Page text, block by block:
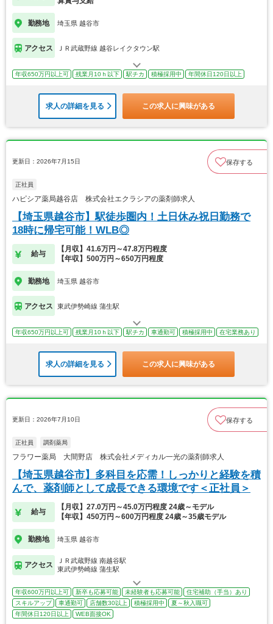
勤務地 埼玉県 越谷市
アクセス ＪＲ武蔵野線 越谷レイクタウン駅
年収650万円以上可 残業月10ｈ以下 駅チカ 積極採用中 年間休日120日以上
求人の詳細を見る この求人に興味がある
更新日：2026年7月15日 保存する
正社員
ハピシア薬局越谷店 株式会社エクラシアの薬剤師求人
【埼玉県越谷市】駅徒歩圏内！土日休み祝日勤務で
18時に帰宅可能！WLB◎
給与
【月収】41.6万円～47.8万円程度
【年収】500万円～650万円程度
勤務地 埼玉県 越谷市
アクセス 東武伊勢崎線 蒲生駅
年収650万円以上可 残業月10ｈ以下 駅チカ 車通勤可 積極採用中 在宅業務あり
求人の詳細を見る この求人に興味がある
更新日：2026年7月10日 保存する
正社員 調剤薬局
フラワー薬局 大間野店 株式会社メディカル一光の薬剤師求人
【埼玉県越谷市】多科目を応需！しっかりと経験を積
んで、薬剤師として成長できる環境です＜正社員＞
給与
【月収】27.0万円～45.0万円程度 24歳～モデル
【年収】450万円～600万円程度 24歳～35歳モデル
勤務地 埼玉県 越谷市
アクセス
ＪＲ武蔵野線 南越谷駅
東武伊勢崎線 蒲生駅
年収600万円以上可 新卒も応募可能 未経験者も応募可能
住宅補助（手当）あり
スキルアップ
車通勤可 店舗数30以上 積極採用中
夏～秋入職可
年間休日120日以上
WEB面接OK